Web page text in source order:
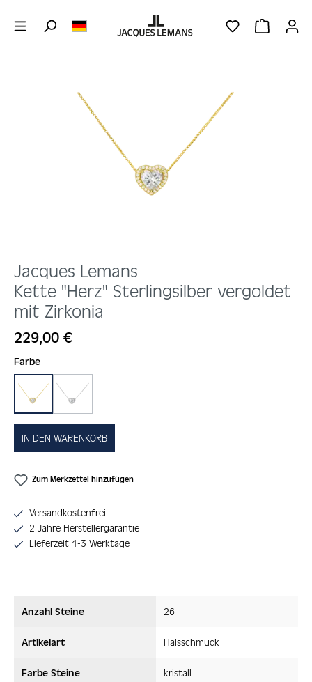
DU HAST 0
Jacques Lemans
Kette "Herz" Sterlingsilber vergoldet
mit Zirkonia
Regulärer Preis:
229,00 €
Farbeauswählen
gold silber
IN DEN WARENKORB
Zum Merkzettel hinzufügen
Versandkostenfrei
2 Jahre Herstellergarantie
Lieferzeit 1-3 Werktage
Anzahl Steine 26
Artikelart Halsschmuck
Farbe Steine kristall